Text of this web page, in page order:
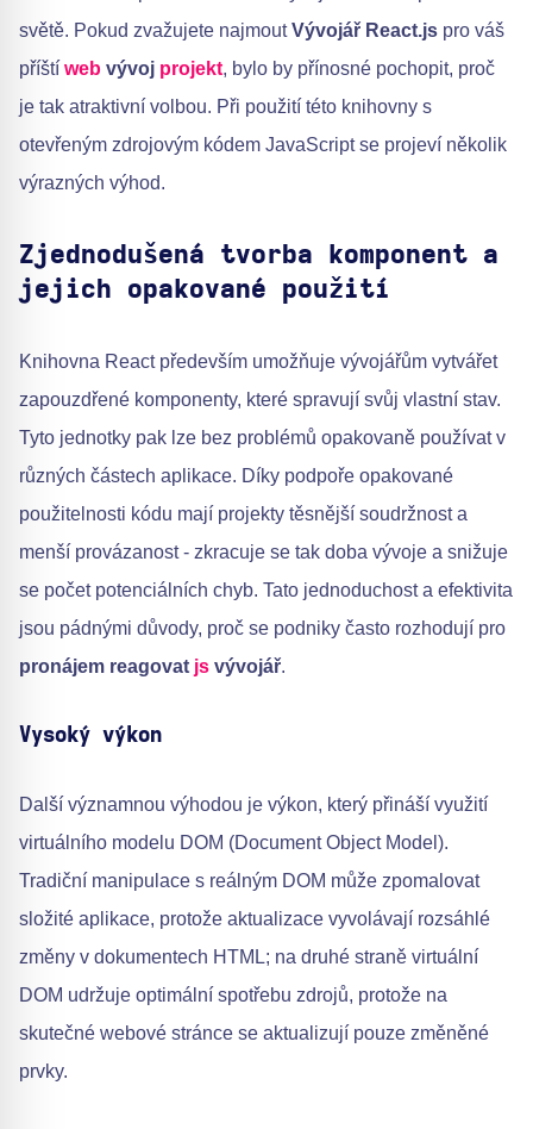
světě. Pokud zvažujete najmoutVývojář React.js pro váš
příští web vývoj projekt, bylo by přínosné pochopit, proč
je tak atraktivní volbou. Při použití této knihovny s
otevřeným zdrojovým kódem JavaScript se projeví několik
výrazných výhod.
Zjednodušená tvorba komponent a
jejich opakované použití
Knihovna React především umožňuje vývojářům vytvářet
zapouzdřené komponenty, které spravují svůj vlastní stav.
Tyto jednotky pak lze bez problémů opakovaně používat v
různých částech aplikace. Díky podpoře opakované
použitelnosti kódu mají projekty těsnější soudržnost a
menší provázanost - zkracuje se tak doba vývoje a snižuje
se počet potenciálních chyb. Tato jednoduchost a efektivita
jsou pádnými důvody, proč se podniky často rozhodují pro
pronájem reagovat js vývojář.
Vysoký výkon
Další významnou výhodou je výkon, který přináší využití
virtuálního modelu DOM (Document Object Model).
Tradiční manipulace s reálným DOM může zpomalovat
složité aplikace, protože aktualizace vyvolávají rozsáhlé
změny v dokumentech HTML; na druhé straně virtuální
DOM udržuje optimální spotřebu zdrojů, protože na
skutečné webové stránce se aktualizují pouze změněné
prvky.